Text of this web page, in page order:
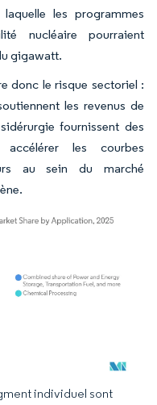
les programmes
nucléaire pourraient
gigawatt.
donc le risque sectoriel :
les revenus de
fournissent des
accélérer les courbes
au sein du marché
une attribution sous CC BY
individuel sont